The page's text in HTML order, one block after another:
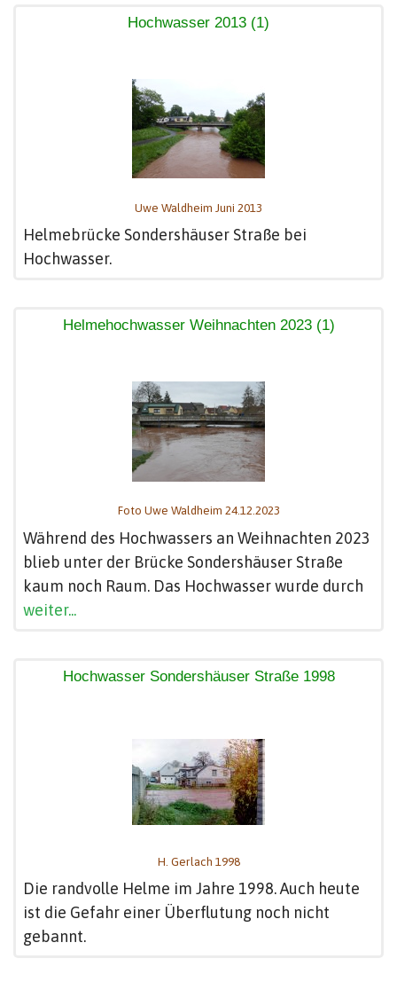
Hochwasser 2013 (1)
Uwe Waldheim Juni 2013
Helmebrücke Sondershäuser Straße bei
Hochwasser.
Helmehochwasser Weihnachten 2023 (1)
Foto Uwe Waldheim 24.12.2023
Während des Hochwassers an Weihnachten 2023
blieb unter der Brücke Sondershäuser Straße
kaum noch Raum. Das Hochwasser wurde durch
weiter...
Hochwasser Sondershäuser Straße 1998
H. Gerlach 1998
Die randvolle Helme im Jahre 1998. Auch heute
ist die Gefahr einer Überflutung noch nicht
gebannt.